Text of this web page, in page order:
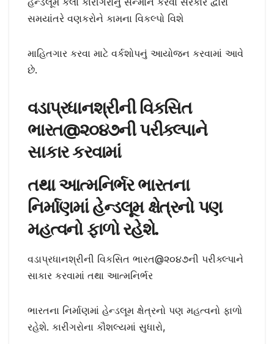
સમયાંતરે વણકરોને કામના વિકલ્પો વિશે
માહિતગાર કરવા માટે વર્કશોપનું આયોજન કરવામાં આવે
છે.
વડાપ્રધાનશ્રીની વિકસિત
ભારત@૨૦૪૭ની પરીક્લ્પાને
સાકાર કરવામાં
તથા આત્મનિર્ભર ભારતના
નિર્માણમાં હેન્ડલૂમ ક્ષેત્રનો પણ
મહત્વનો ફાળો રહેશે.
વડાપ્રધાનશ્રીની વિકસિત ભારત@૨૦૪૭ની પરીક્લ્પાને
સાકાર કરવામાં તથા આત્મનિર્ભર
ભારતના નિર્માણમાં હેન્ડલૂમ ક્ષેત્રનો પણ મહત્વનો ફાળો
રહેશે. કારીગરોના કૌશલ્યમાં સુધારો,